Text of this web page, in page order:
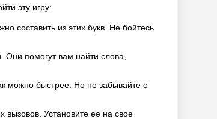
эту игру:
составить из этих букв. Не бойтесь
Они помогут вам найти слова,
можно быстрее. Но не забывайте о
вызовов. Установите ее на свое